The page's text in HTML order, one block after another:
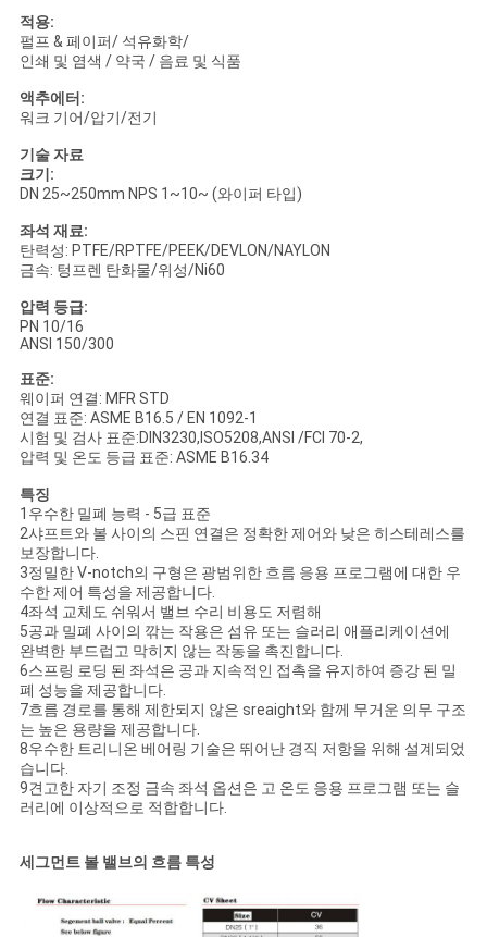
요
청
하
십
시
오
사
이
트
맵
PRIVACY
POLICY
적용:
펄프 & 페이퍼/ 석유화학/
인쇄 및 염색 / 약국 / 음료 및 식품
액추에터:
워크 기어/압기/전기
기술 자료
크기:
DN 25~250mm NPS 1~10~ (와이퍼 타입)
좌석 재료:
탄력성: PTFE/RPTFE/PEEK/DEVLON/NAYLON
금속: 텅프렌 탄화물/위성/Ni60
압력 등급:
PN 10/16
ANSI 150/300
표준:
웨이퍼 연결: MFR STD
연결 표준: ASME B16.5 / EN 1092-1
시험 및 검사 표준:DIN3230,ISO5208,ANSI /FCI 70-2,
압력 및 온도 등급 표준: ASME B16.34
특징
1우수한 밀폐 능력 - 5급 표준
2샤프트와 볼 사이의 스핀 연결은 정확한 제어와 낮은 히스테레스를
보장합니다.
3정밀한 V-notch의 구형은 광범위한 흐름 응용 프로그램에 대한 우
수한 제어 특성을 제공합니다.
4좌석 교체도 쉬워서 밸브 수리 비용도 저렴해
5공과 밀폐 사이의 깎는 작용은 섬유 또는 슬러리 애플리케이션에
완벽한 부드럽고 막히지 않는 작동을 촉진합니다.
6스프링 로딩 된 좌석은 공과 지속적인 접촉을 유지하여 증강 된 밀
폐 성능을 제공합니다.
7흐름 경로를 통해 제한되지 않은 sreaight와 함께 무거운 의무 구조
는 높은 용량을 제공합니다.
8우수한 트리니온 베어링 기술은 뛰어난 경직 저항을 위해 설계되었
습니다.
9견고한 자기 조정 금속 좌석 옵션은 고 온도 응용 프로그램 또는 슬
러리에 이상적으로 적합합니다.
세그먼트 볼 밸브의 흐름 특성